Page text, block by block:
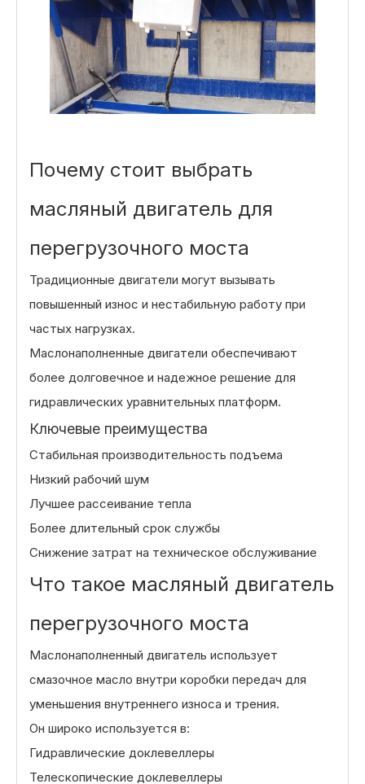
Почему стоит выбрать
масляный двигатель для
перегрузочного моста
Традиционные двигатели могут вызывать
повышенный износ и нестабильную работу при
частых нагрузках.
Маслонаполненные двигатели обеспечивают
более долговечное и надежное решение для
гидравлических уравнительных платформ.
Ключевые преимущества
Стабильная производительность подъема
Низкий рабочий шум
Лучшее рассеивание тепла
Более длительный срок службы
Снижение затрат на техническое обслуживание
Что такое масляный двигатель
перегрузочного моста
Маслонаполненный двигатель использует
смазочное масло внутри коробки передач для
уменьшения внутреннего износа и трения.
Он широко используется в:
Гидравлические доклевеллеры
Телескопические доклевеллеры